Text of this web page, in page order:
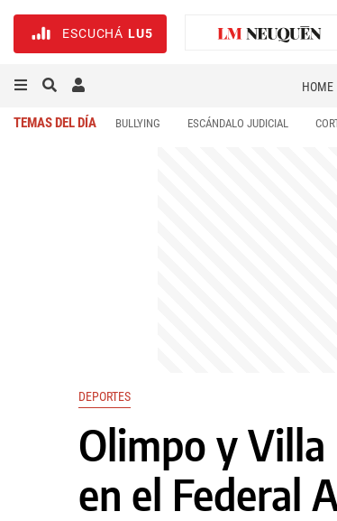
ESCUCHÁ LU5
HOME
TEMAS DEL DÍA BULLYING ESCÁNDALO JUDICIAL
DEPORTES
Olimpo y
en el Federal